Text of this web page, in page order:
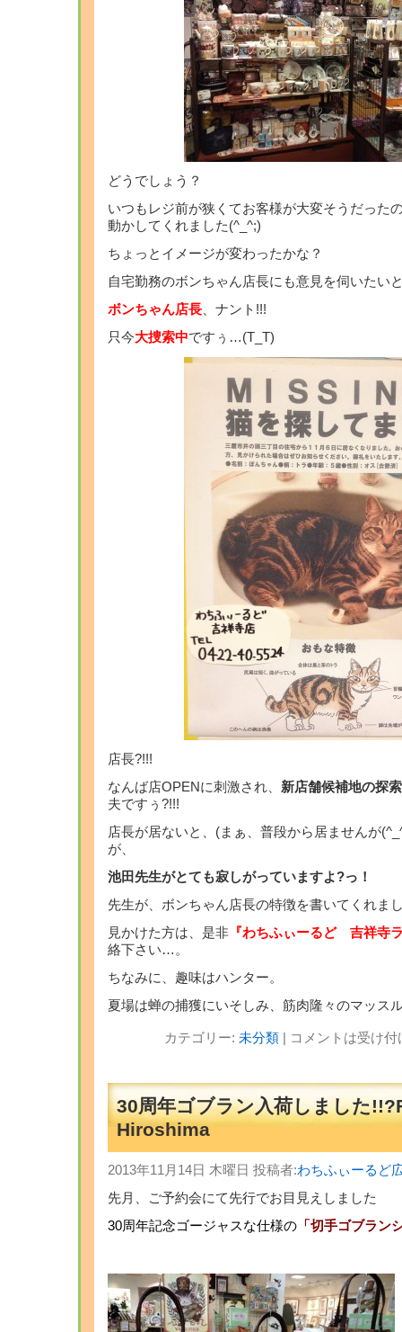
どうでしょう？
いつもレジ前が狭くてお客様が大変そうだった
動かしてくれました(^_^;)
ちょっとイメージが変わったかな？
自宅勤務のボンちゃん店長にも意見を伺いたい
ボンちゃん店長 、ナント!!!
只今大捜索中ですぅ…(T_T)
店長?!!!
なんば店OPENに刺激され、 新店舗候補地の探索
夫ですぅ?!!!
店長が居ないと、(まぁ、普段から居ませんが
が、
池田先生がとても寂しがっていますよ?っ！
先生が、ボンちゃん店長の特徴を書いてくれま
見かけた方は、是非 『わちふぃーるど 吉祥寺
絡下さい…。
ちなみに、趣味はハンター。
夏場は蝉の捕獲にいそしみ、筋肉隆々のマッス
カテゴリー: 未分類| コメントは受け
30周年ゴブラン入荷しました
Hiroshima
2013年11月14日 木曜日 投稿者:わちふぃーるど
先月、ご予約会にて先行でお目見えしました
30周年記念ゴージャスな仕様の 「切手ゴブラン